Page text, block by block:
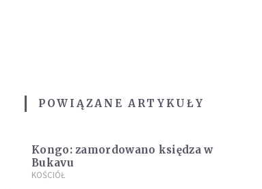
POWIĄZANE ARTYKUŁY
Kongo: zamordowano księdza w
Bukavu
KOŚCIÓŁ